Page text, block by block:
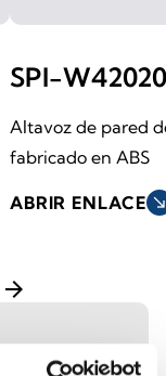
SPI-
Altavoz de pared
fabricado en ABS
ABRIR ENLACE
arrow_forward